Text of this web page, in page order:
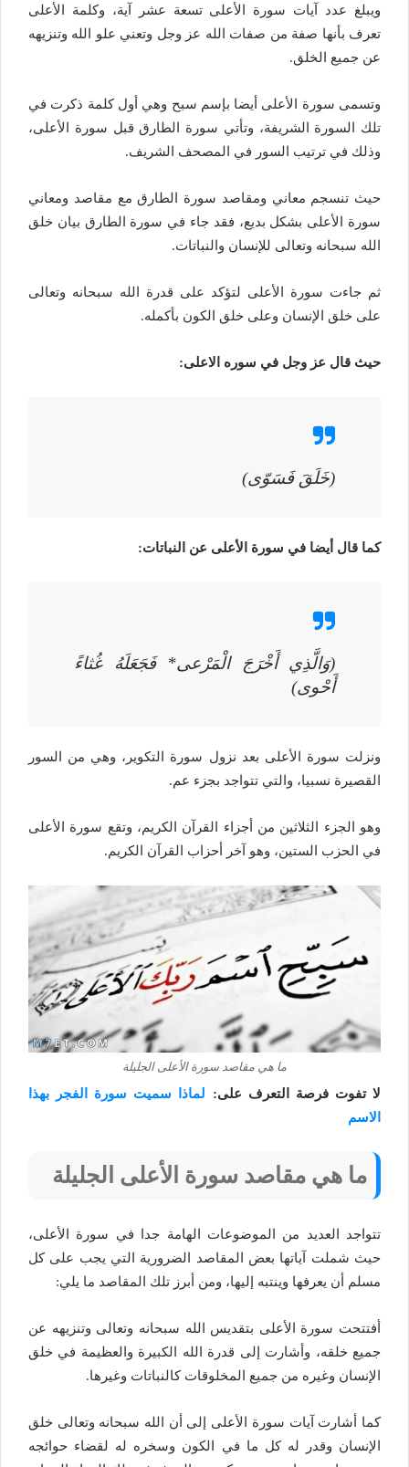
ويبلغ عدد آيات سورة الأعلى تسعة عشر آية، وكلمة الأعلى
تعرف بأنها صفة من صفات الله عز وجل وتعني علو الله وتنزيهه
عن جميع الخلق.
وتسمى سورة الأعلى أيضا بإسم سبح وهي أول كلمة ذكرت في
تلك السورة الشريفة، وتأتي سورة الطارق قبل سورة الأعلى،
وذلك في ترتيب السور في المصحف الشريف.
حيث تنسجم معاني ومقاصد سورة الطارق مع مقاصد ومعاني
سورة الأعلى بشكل بديع، فقد جاء في سورة الطارق بيان خلق
الله سبحانه وتعالى للإنسان والنباتات.
ثم جاءت سورة الأعلى لتؤكد على قدرة الله سبحانه وتعالى
على خلق الإنسان وعلى خلق الكون بأكمله.
حيث قال عز وجل في سوره الاعلى:
(خَلَقَ فَسَوّى)
كما قال أيضا في سورة الأعلى عن النباتات:
(وَالَّذِي أَخْرَجَ الْمَرْعى* فَجَعَلَهُ غُثاءً
أَحْوى)
ونزلت سورة الأعلى بعد نزول سورة التكوير، وهي من السور
القصيرة نسبيا، والتي تتواجد بجزء عم.
وهو الجزء الثلاثين من أجزاء القرآن الكريم، وتقع سورة الأعلى
في الحزب الستين، وهو آخر أحزاب القرآن الكريم.
ما هي مقاصد سورة الأعلى الجليلة
لا تفوت فرصة التعرف على: لماذا سميت سورة الفجر بهذا
الاسم
ما هي مقاصد سورة الأعلى الجليلة
تتواجد العديد من الموضوعات الهامة جدا في سورة الأعلى،
حيث شملت آياتها بعض المقاصد الضرورية التي يجب على كل
مسلم أن يعرفها وينتبه إليها، ومن أبرز تلك المقاصد ما يلي:
أفتتحت سورة الأعلى بتقديس الله سبحانه وتعالى وتنزيهه عن
جميع خلقه، وأشارت إلى قدرة الله الكبيرة والعظيمة في خلق
الإنسان وغيره من جميع المخلوقات كالنباتات وغيرها.
كما أشارت آيات سورة الأعلى إلى أن الله سبحانه وتعالى خلق
الإنسان وقدر له كل ما في الكون وسخره له لقضاء حوائجه